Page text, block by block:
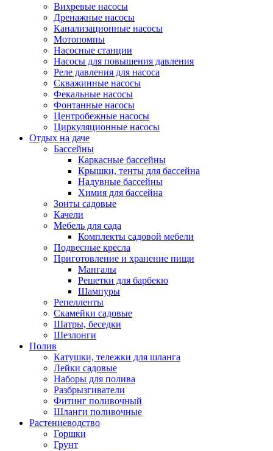
Вихревые насосы
Дренажные насосы
Канализационные насосы
Мотопомпы
Насосные станции
Насосы для повышения давления
Реле давления для насоса
Скважинные насосы
Фекальные насосы
Фонтанные насосы
Центробежные насосы
Циркуляционные насосы
Отдых на даче
Бассейны
Каркасные бассейны
Крышки, тенты для бассейна
Надувные бассейны
Химия для бассейна
Зонты садовые
Качели
Мебель для сада
Комплекты садовой мебели
Подвесные кресла
Приготовление и хранение пищи
Мангалы
Решетки для барбекю
Шампуры
Репелленты
Скамейки садовые
Шатры, беседки
Шезлонги
Полив
Катушки, тележки для шланга
Лейки садовые
Наборы для полива
Разбрызгиватели
Фитинг поливочный
Шланги поливочные
Растениеводство
Горшки
Грунт